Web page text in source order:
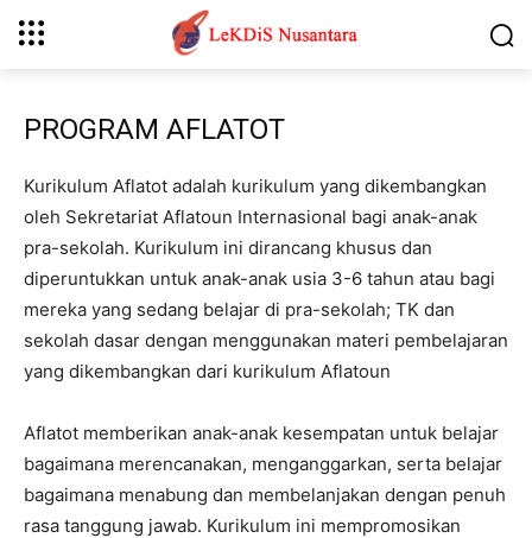
PROGRAM AFLATOT
Kurikulum Aflatot adalah kurikulum yang dikembangkan
oleh Sekretariat Aflatoun Internasional bagi anak-anak
pra-sekolah. Kurikulum ini dirancang khusus dan
diperuntukkan untuk anak-anak usia 3-6 tahun atau bagi
mereka yang sedang belajar di pra-sekolah; TK dan
sekolah dasar dengan menggunakan materi pembelajaran
yang dikembangkan dari kurikulum Aflatoun
Aflatot memberikan anak-anak kesempatan untuk belajar
bagaimana merencanakan, menganggarkan, serta belajar
bagaimana menabung dan membelanjakan dengan penuh
rasa tanggung jawab. Kurikulum ini mempromosikan